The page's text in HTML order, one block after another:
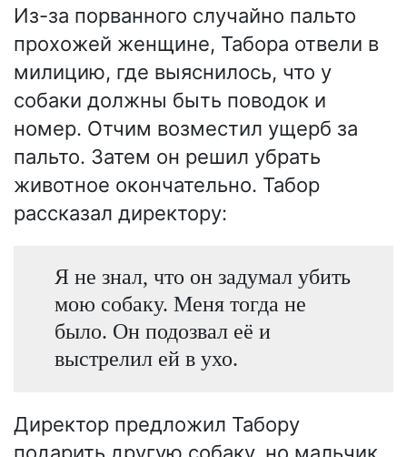
Из-за порванного случайно пальто
прохожей женщине, Табора отвели в
милицию, где выяснилось, что у
собаки должны быть поводок и
номер. Отчим возместил ущерб за
пальто. Затем он решил убрать
животное окончательно. Табор
рассказал директору:
Я не знал, что он задумал убить
мою собаку. Меня тогда не
было. Он подозвал её и
выстрелил ей в ухо.
Директор предложил Табору